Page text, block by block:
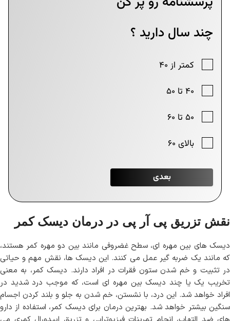
نقش تزریق پی آر پی در درمان دیسک کمر
دیسک های بین مهره ای، سطح غضروفی مانند بین دو مهره کمر هستند،
که مانند یک ضربه گیر عمل می کنند. این دیسک ها، نقش مهم و حیاتی
در تثبیت و خم شدن ستون فقرات در افراد دارند. دیسک کمر، به معنی
تخریب یک یا چند دیسک بین مهره ای است، که موجب درد شدید در
افراد خواهد شد. این درد، با نشستن، خم شدن به جلو و بلند کردن اجسام
سنگین بیشتر خواهد شد. بهترین درمان برای دیسک کمر، استفاده از دارو